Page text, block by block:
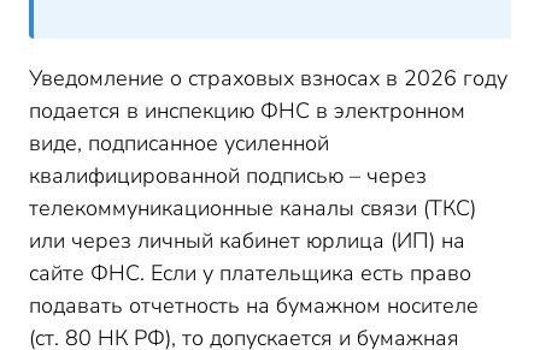
Уведомление о страховых взносах в 2026 году
подается в инспекцию ФНС в электронном
виде, подписанное усиленной
квалифицированной подписью – через
телекоммуникационные каналы связи (ТКС)
или через личный кабинет юрлица (ИП) на
сайте ФНС. Если у плательщика есть право
подавать отчетность на бумажном носителе
(ст. 80 НК РФ), то допускается и бумажная